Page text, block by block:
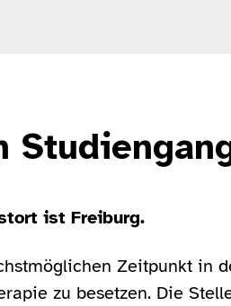
ist Freiburg.
Zeitpunkt
zu besetzen. Die